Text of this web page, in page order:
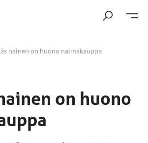
nainen on huono naimakauppa
on huono